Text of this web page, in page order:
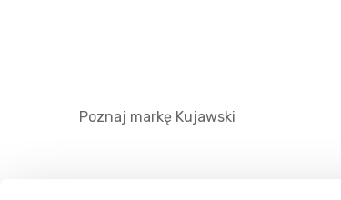
Poznaj markę Kujawski